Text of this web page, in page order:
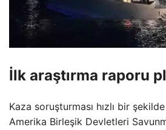
İlk araştırma raporu
Kaza soruşturması hızlı bir
Amerika Birleşik Devletleri